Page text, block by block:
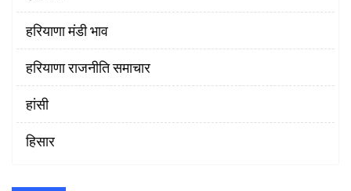
हरियाणा मंडी भाव
हरियाणा राजनीति समाचार
हांसी
हिसार